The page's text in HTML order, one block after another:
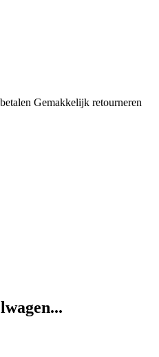
Gemakkelijk retourneren